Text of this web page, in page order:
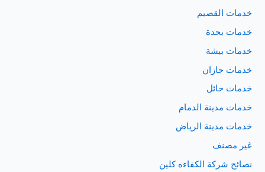
خدمات القصيم
خدمات بجدة
خدمات بيشة
خدمات جازان
خدمات حائل
خدمات مدينة الدمام
خدمات مدينة الرياض
غير مصنف
نصائح شركة الكفاءه كلين